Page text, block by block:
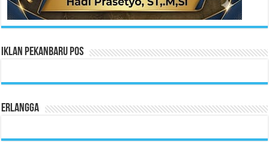
Iklan Pekanbaru Pos
Erlangga